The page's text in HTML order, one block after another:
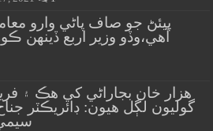
پيئڻ جو صاف پاڻي وارو
آهي،وڏو وزير اربع ڏينهن
گوليون لڳل هيون: ڊائريڪٽر